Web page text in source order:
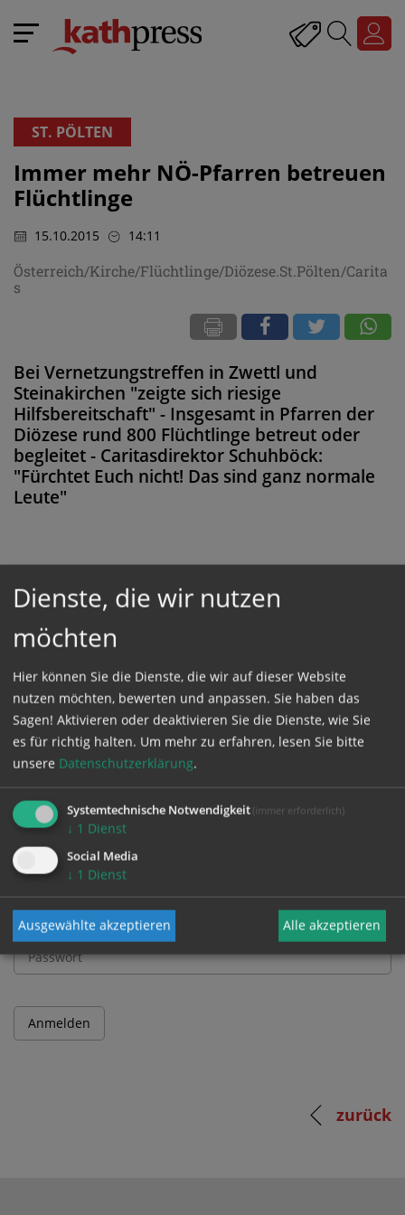
ST. PÖLTEN
Immer mehr NÖ-Pfarren betreuen
Flüchtlinge
15.10.2015 14:11
Österreich/Kirche/Flüchtlinge/Diözese.St.Pölten/Carita
s
Bei Vernetzungstreffen in Zwettl und
Steinakirchen "zeigte sich riesige
Hilfsbereitschaft" - Insgesamt in Pfarren der
Diözese rund 800 Flüchtlinge betreut oder
begleitet - Caritasdirektor Schuhböck:
"Fürchtet Euch nicht! Das sind ganz normale
Leute"
Diese Meldung ist nicht frei verfügbar. Bitte
loggen Sie sich ein, oder bestellen Sie das
ProduktKathpress_online
GESCHÜTZTER BEREICH
Bitte melden Sie sich mit Ihrem Benutzernamen
und Passwort an.
Benutzername
Passwort
zurück
Dienste, die wir nutzen
möchten
Hier können Sie die Dienste, die wir auf dieser Website
nutzen möchten, bewerten und anpassen. Sie haben das
Sagen! Aktivieren oder deaktivieren Sie die Dienste, wie Sie
es für richtig halten. Um mehr zu erfahren, lesen Sie bitte
unsere Datenschutzerklärung.
Systemtechnische Notwendigkeit (immer erforderlich)
↓ 1 Dienst
Social Media
↓ 1 Dienst
Ausgewählte akzeptieren Alle akzeptieren